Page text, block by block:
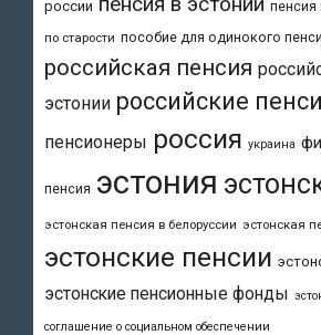
россии
пенсия
по старости пособие для одинокого
российская пенсия
эстонии российские
пенсионеры россия украина
пенсия эстония
эстонская пенсия в белоруссии эстонская
эстонские пенсии
эстонские пенсионные фонды
соглашение о социальном обеспечении